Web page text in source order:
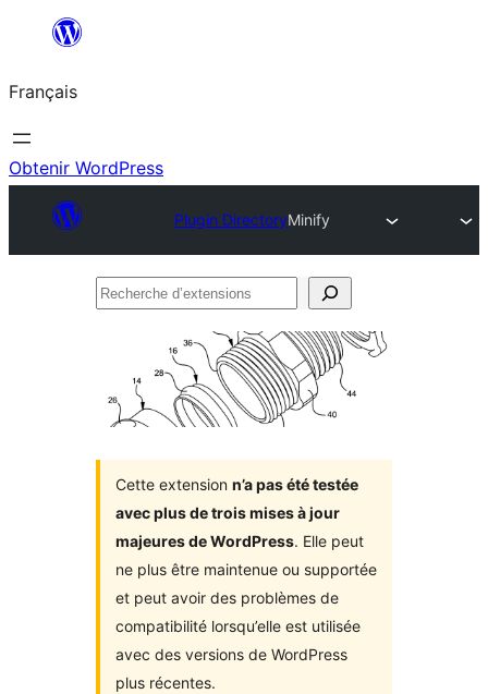
contenu
Français
Obtenir WordPress
Plugin DirectoryMinify
Recherche
Cette extension n’a pas été testée
avec plus de trois mises à jour
majeures de WordPress. Elle peut
ne plus être maintenue ou supportée
et peut avoir des problèmes de
compatibilité lorsqu’elle est utilisée
avec des versions de WordPress
plus récentes.